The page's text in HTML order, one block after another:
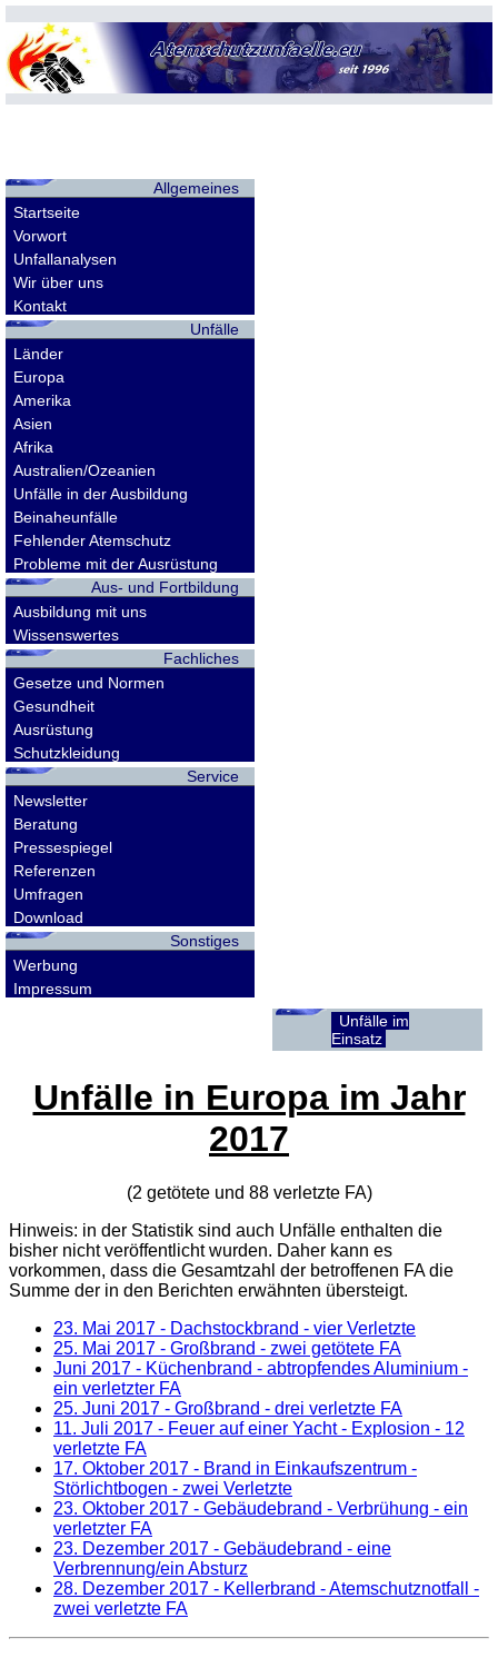
Allgemeines
Startseite
Vorwort
Unfallanalysen
Wir über uns
Kontakt
Unfälle
Länder
Europa
Amerika
Asien
Afrika
Australien/Ozeanien
Unfälle in der Ausbildung
Beinaheunfälle
Fehlender Atemschutz
Probleme mit der Ausrüstung
Aus- und Fortbildung
Ausbildung mit uns
Wissenswertes
Fachliches
Gesetze und Normen
Gesundheit
Ausrüstung
Schutzkleidung
Service
Newsletter
Beratung
Pressespiegel
Referenzen
Umfragen
Download
Sonstiges
Werbung
Impressum
Unfälle im
Einsatz
Unfälle in Europa im Jahr
2017
(2 getötete und 88 verletzte FA)
Hinweis: in der Statistik sind auch Unfälle enthalten die
bisher nicht veröffentlicht wurden. Daher kann es
vorkommen, dass die Gesamtzahl der betroffenen FAdie
Summe der in den Berichten erwähnten übersteigt.
23. Mai 2017 - Dachstockbrand - vier Verletzte
25. Mai 2017 - Großbrand - zwei getötete FA
Juni 2017 - Küchenbrand - abtropfendes Aluminium -
ein verletzter FA
25. Juni 2017 - Großbrand - drei verletzte FA
11. Juli 2017 - Feuer auf einer Yacht - Explosion - 12
verletzte FA
17. Oktober 2017 - Brand in Einkaufszentrum -
Störlichtbogen - zwei Verletzte
23. Oktober 2017 - Gebäudebrand - Verbrühung - ein
verletzter FA
23. Dezember 2017 - Gebäudebrand - eine
Verbrennung/ein Absturz
28. Dezember 2017 - Kellerbrand - Atemschutznotfall -
zwei verletzte FA